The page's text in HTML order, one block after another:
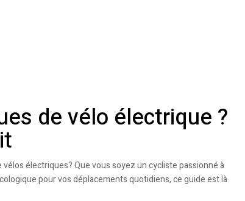
de vélo électrique ?
électriques? Que vous soyez un cycliste passionné à
pour vos déplacements quotidiens, ce guide est là